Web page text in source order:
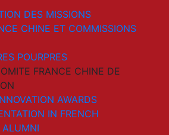
DES MISSIONS
CHINE ET COMMISSIONS
POURPRES
FRANCE CHINE DE
AWARDS
IN FRENCH
ALUMNI